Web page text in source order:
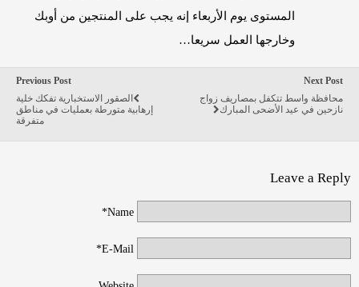
المستوى يوم الأربعاء إنه يجب على المنتجين من أوبك
وخارجها العمل سريعا…
Previous Post
الصقور الاستخبارية تفكك خلية
إرهابية متورطة بعمليات في مناطق
متفرقة
Next Post
محافظة واسط تتكفل بمصاريف زواج
نازحين في عيد الأضحى المبارك
Leave a Reply
Name*
E-Mail*